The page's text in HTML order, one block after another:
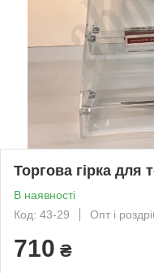
Торгова гірка для
В наявності
Код: 43-29
Опт і
710 ₴